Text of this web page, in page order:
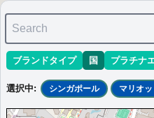
マリオット最新情報ホテル情報(ア
1 - 1 件 / 全 1 件
Search
ブランドタイプ 国 プラチナ
選択中: シンガポール マリオッ